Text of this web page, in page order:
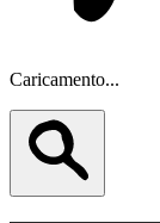
Caricamento...